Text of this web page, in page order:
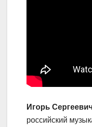
Игорь
российский